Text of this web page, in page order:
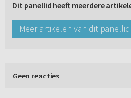
Dit panellid heeft meerdere
Meer artikelen van dit panellid
Geen reacties